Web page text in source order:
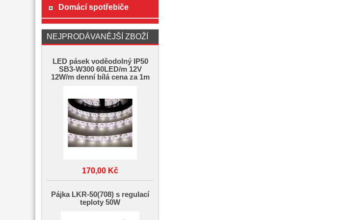
Domácí spotřebiče
NEJPRODÁVANĚJŠÍ ZBOŽÍ
LED pásek voděodolný IP50
SB3-W300 60LED/m 12V
12W/m denní bílá cena za 1m
170,00 Kč
Pájka LKR-50(708) s regulací
teploty 50W